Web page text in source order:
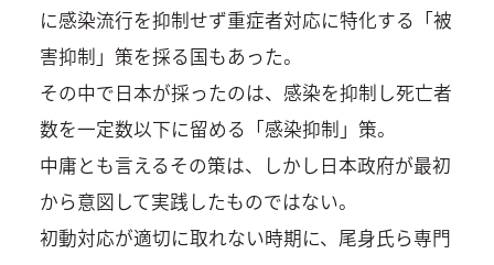
に感染流行を抑制せず重症者対応に特化する「被
害抑制」策を採る国もあった。
その中で日本が採ったのは、感染を抑制し死亡者
数を一定数以下に留める「感染抑制」策。
中庸とも言えるその策は、しかし日本政府が最初
から意図して実践したものではない。
初動対応が適切に取れない時期に、尾身氏ら専門